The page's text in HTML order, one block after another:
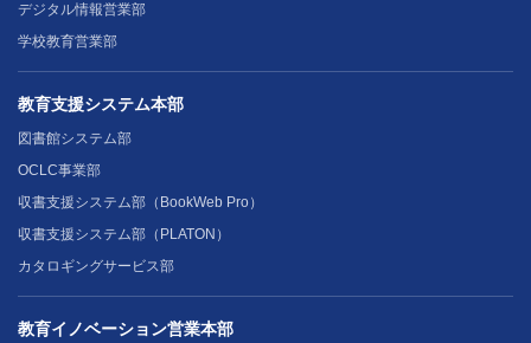
デジタル情報営業部
学校教育営業部
教育支援システム本部
図書館システム部
OCLC事業部
収書支援システム部（BookWeb Pro）
収書支援システム部（PLATON）
カタロギングサービス部
教育イノベーション営業本部